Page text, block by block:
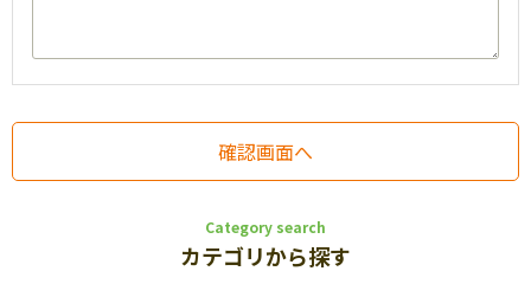
Category search
カテゴリから探す